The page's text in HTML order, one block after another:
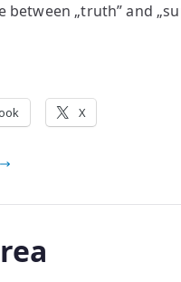
between „truth” and
X